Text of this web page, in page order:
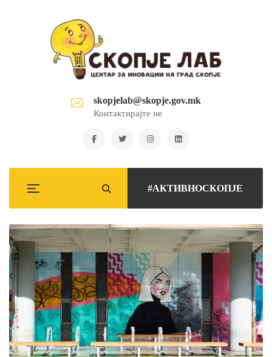
skopjelab@skopje.gov.mk
Контактирајте не
#АКТИВНОСКОПЈЕ